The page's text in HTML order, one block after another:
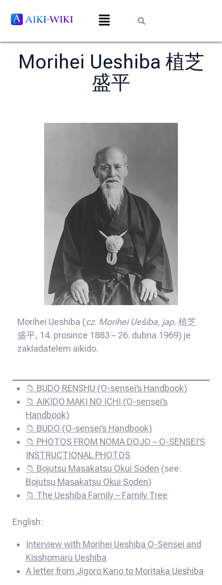
Morihei Ueshiba 植芝
盛平
Morihei Ueshiba (cz. Morihei Uešiba, jap. 植芝
盛平, 14. prosince 1883 – 26. dubna 1969) je
zakladatelem aikido.
📁 BUDO RENSHU (O-sensei’s Handbook)
📁 AIKIDO MAKI NO ICHI (O-sensei’s
Handbook)
📁 BUDO (O-sensei’s Handbook)
📁 PHOTOS FROM NOMA DOJO – O-SENSEI’S
INSTRUCTIONAL PHOTOS
📁 Bojutsu Masakatsu Okui Soden (see:
Bojutsu Masakatsu Okui Soden)
📁 The Ueshiba Family – Family Tree
English:
Interview with Morihei Ueshiba O-Sensei and
Kisshomaru Ueshiba
A letter from Jigoro Kano to Moritaka Ueshiba